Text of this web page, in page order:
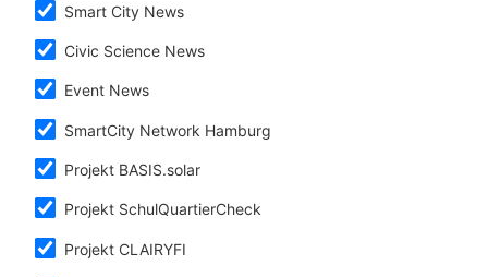
Smart City News
Civic Science News
Event News
SmartCity Network Hamburg
Projekt BASIS.solar
Projekt SchulQuartierCheck
Projekt CLAIRYFI